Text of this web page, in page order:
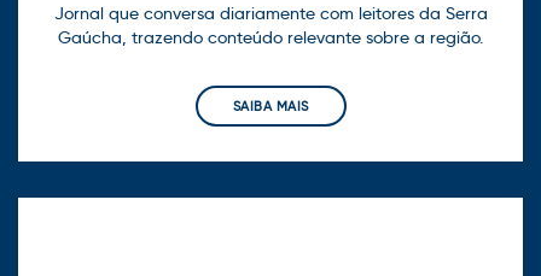
Jornal que conversa diariamente com leitores da Serra
Gaúcha, trazendo conteúdo relevante sobre a região.
SAIBA MAIS